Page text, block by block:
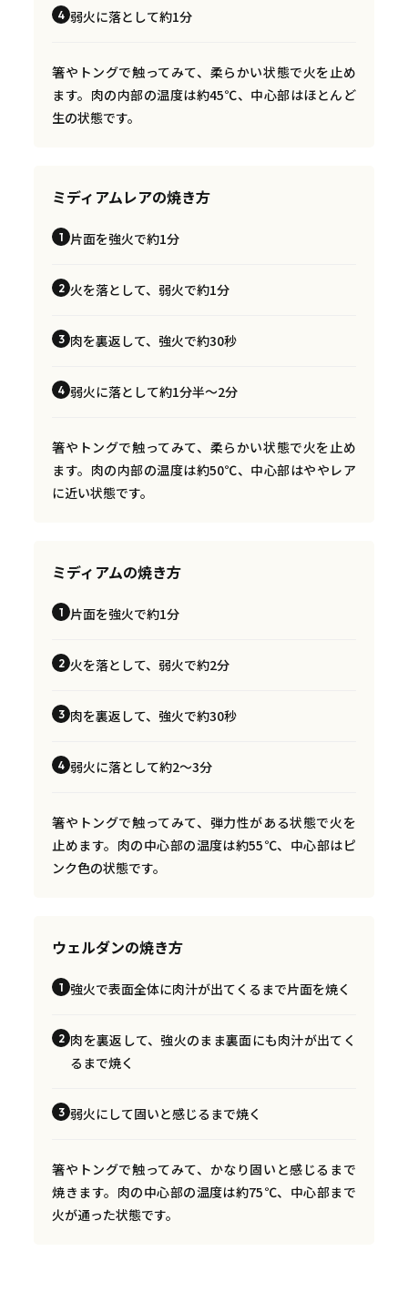
4 弱火に落として約1分
箸やトングで触ってみて、柔らかい状態で火を止め
ます。肉の内部の温度は約45℃、中心部はほとんど
生の状態です。
ミディアムレアの焼き方
1 片面を強火で約1分
2 火を落として、弱火で約1分
3 肉を裏返して、強火で約30秒
4 弱火に落として約1分半〜2分
箸やトングで触ってみて、柔らかい状態で火を止め
ます。肉の内部の温度は約50℃、中心部はややレア
に近い状態です。
ミディアムの焼き方
1 片面を強火で約1分
2 火を落として、弱火で約2分
3 肉を裏返して、強火で約30秒
4 弱火に落として約2〜3分
箸やトングで触ってみて、弾力性がある状態で火を
止めます。肉の中心部の温度は約55℃、中心部はピ
ンク色の状態です。
ウェルダンの焼き方
1 強火で表面全体に肉汁が出てくるまで片面を焼く
2 肉を裏返して、強火のまま裏面にも肉汁が出てく
るまで焼く
3 弱火にして固いと感じるまで焼く
箸やトングで触ってみて、かなり固いと感じるまで
焼きます。肉の中心部の温度は約75℃、中心部まで
火が通った状態です。